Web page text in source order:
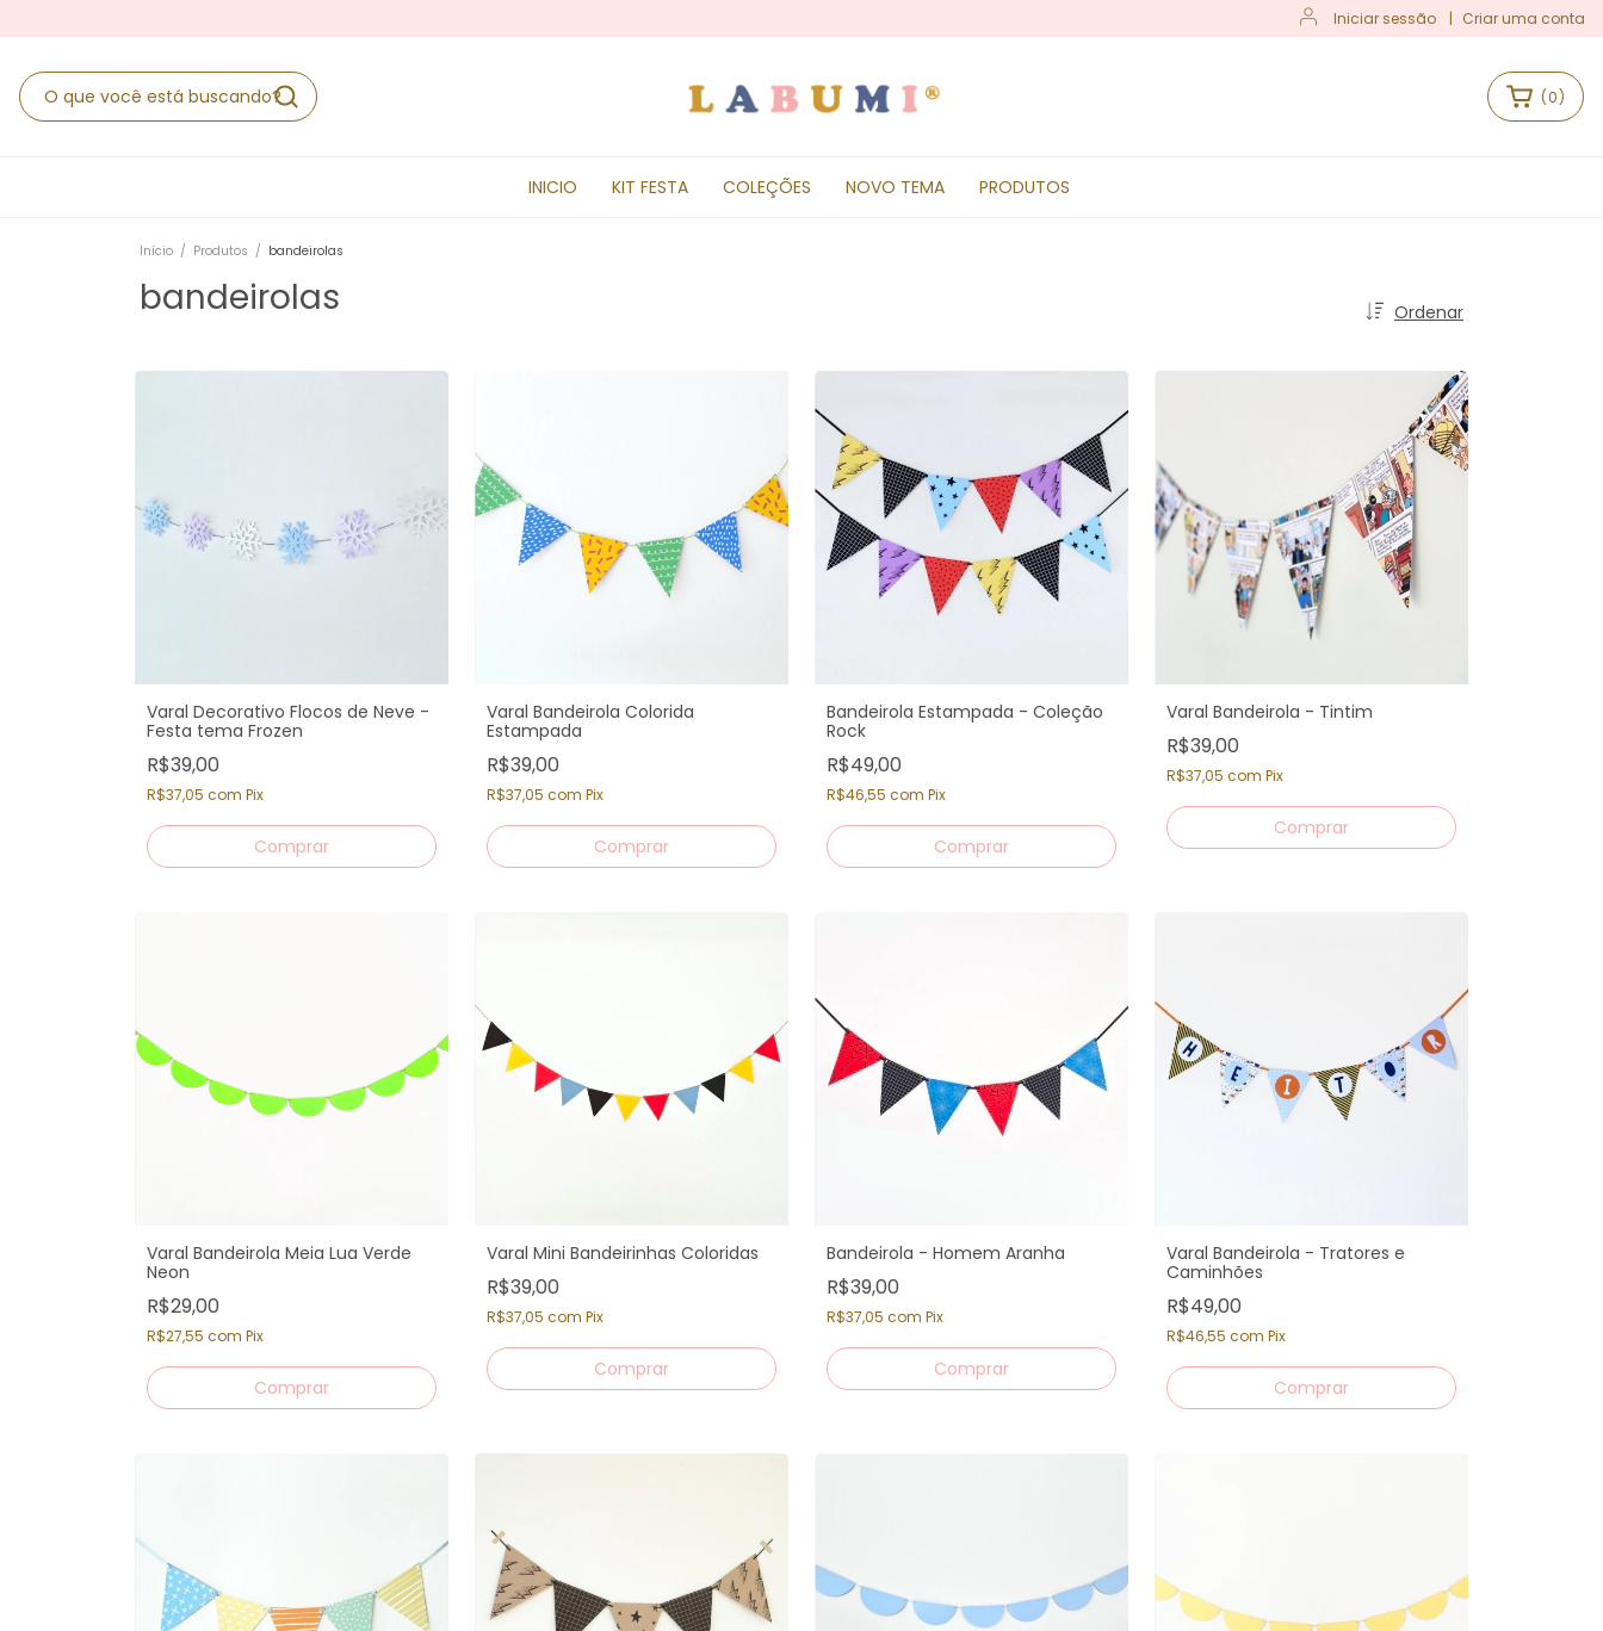
Iniciar sessão | Criar uma conta
(0)
INICIO KIT FESTA COLEÇÕES NOVO TEMA PRODUTOS
Início / Produtos / bandeirolas
bandeirolas Ordenar
Varal Decorativo Flocos de Neve -
Festa tema Frozen
R$39,00
R$37,05 com Pix
Varal Bandeirola Colorida
Estampada
R$39,00
R$37,05 com Pix
Bandeirola Estampada - Coleção
Rock
R$49,00
R$46,55 com Pix
Varal Bandeirola - Tintim
R$39,00
R$37,05 com Pix
Varal Bandeirola Meia Lua Verde
Neon
R$29,00
R$27,55 com Pix
Varal Mini Bandeirinhas Coloridas
R$39,00
R$37,05 com Pix
Bandeirola - Homem Aranha
R$39,00
R$37,05 com Pix
Varal Bandeirola - Tratores e
Caminhões
R$49,00
R$46,55 com Pix
Comprar